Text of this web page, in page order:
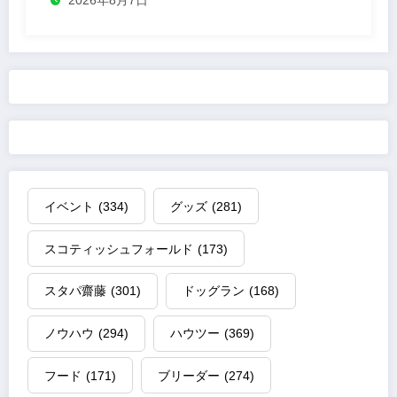
イベント (334) グッズ (281)
スコティッシュフォールド (173)
スタパ齋藤 (301) ドッグラン (168)
ノウハウ (294) ハウツー (369)
フード (171) ブリーダー (274)